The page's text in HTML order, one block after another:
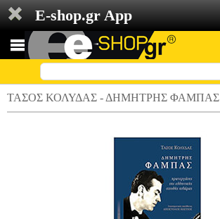
E-shop.gr App
ΤΑΣΟΣ ΚΟΛΥΔΑΣ - ΔΗΜΗΤΡΗΣ ΦΑΜΠΑΣ